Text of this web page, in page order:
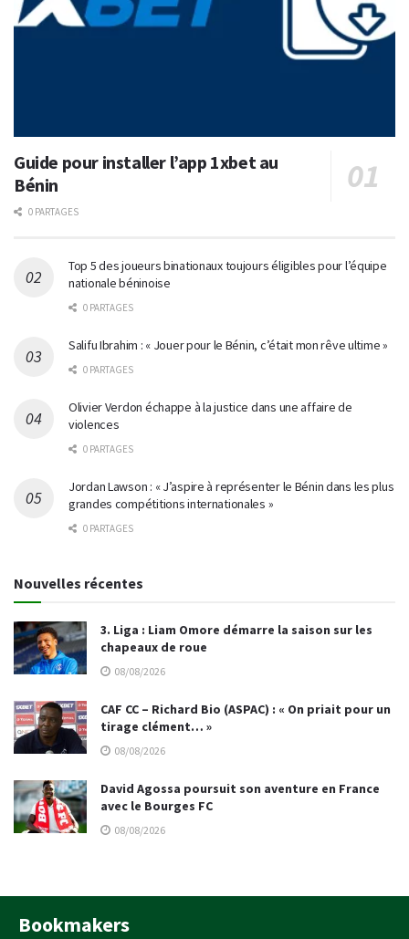
Guide pour installer l’app 1xbet au
Bénin
0 PARTAGES
Top 5 des joueurs binationaux toujours éligibles pour l’équipe
nationale béninoise
0 PARTAGES
Salifu Ibrahim : « Jouer pour le Bénin, c’était mon rêve ultime »
0 PARTAGES
Olivier Verdon échappe à la justice dans une affaire de
violences
0 PARTAGES
Jordan Lawson : « J’aspire à représenter le Bénin dans les plus
grandes compétitions internationales »
0 PARTAGES
Nouvelles récentes
3. Liga : Liam Omore démarre la saison sur les
chapeaux de roue
08/08/2026
CAF CC – Richard Bio (ASPAC) : « On priait pour un
tirage clément… »
08/08/2026
David Agossa poursuit son aventure en France
avec le Bourges FC
08/08/2026
Bookmakers